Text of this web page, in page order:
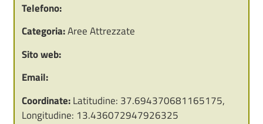
Telefono:
Categoria:Aree Attrezzate
Sito web:
Email:
Coordinate:Latitudine: 37.694370681165175,
Longitudine: 13.436072947926325